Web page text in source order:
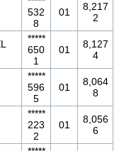
532
8
01
8,217
2
*****
650
1
01
8,127
4
*****
596
5
01
8,064
8
*****
223
2
01
8,056
6